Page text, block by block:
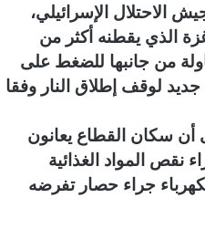
الاحتلال الإسرائيلي،
الذي يقطنه أكثر من
من جانبها للضغط على
لوقف إطلاق النار وفقا
سكان القطاع يعانون
نقص المواد الغذائية
جراء حصار تفرضه